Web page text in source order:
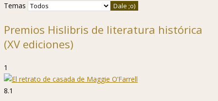
Temas
Premios Hislibris de literatura histórica
(XV ediciones)
1
8.1